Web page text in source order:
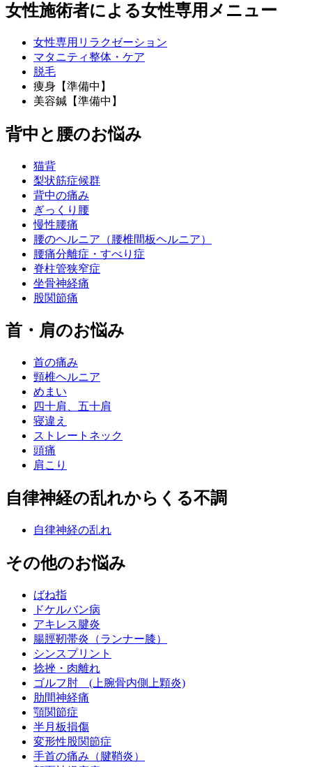
女性施術者による女性専用メニュー
女性専用リラクゼーション
マタニティ整体・ケア
脱毛
痩身【準備中】
美容鍼【準備中】
背中と腰のお悩み
猫背
梨状筋症候群
背中の痛み
ぎっくり腰
慢性腰痛
腰のヘルニア（腰椎間板ヘルニア）
腰痛分離症・すべり症
脊柱管狭窄症
坐骨神経痛
股関節痛
首・肩のお悩み
首の痛み
頸椎ヘルニア
めまい
四十肩、五十肩
寝違え
ストレートネック
頭痛
肩こり
自律神経の乱れからくる不調
自律神経の乱れ
その他のお悩み
ばね指
ドケルバン病
アキレス腱炎
腸脛靭帯炎（ランナー膝）
シンスプリント
捻挫・肉離れ
ゴルフ肘 (上腕骨内側上顆炎)
肋間神経痛
顎関節症
半月板損傷
変形性股関節症
手首の痛み（腱鞘炎）